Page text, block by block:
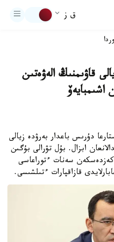
ق ز
قاۋىمنىڭ الەۋەتىن
اشىمبايەۆ
دۇرىس باعدار بەرۋدە زيالى
ابزال. بۇل تۋرالى بۇگىن
سەنات ءتوراعاسى
قازاقپارات ءتىلشىسى.